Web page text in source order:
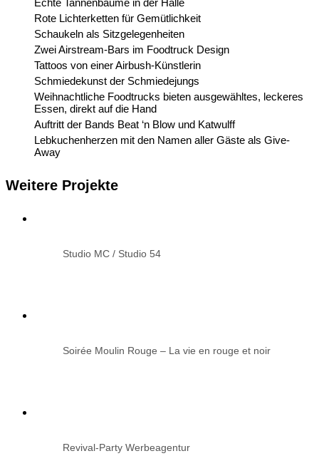
Echte Tannenbäume in der Halle
Rote Lichterketten für Gemütlichkeit
Schaukeln als Sitzgelegenheiten
Zwei Airstream-Bars im Foodtruck Design
Tattoos von einer Airbush-Künstlerin
Schmiedekunst der Schmiedejungs
Weihnachtliche Foodtrucks bieten ausgewähltes, leckeres
Essen, direkt auf die Hand
Auftritt der Bands Beat ‘n Blow und Katwulff
Lebkuchenherzen mit den Namen aller Gäste als Give-
Away
Weitere Projekte
Studio MC / Studio 54
Soirée Moulin Rouge – La vie en rouge et noir
Revival-Party Werbeagentur